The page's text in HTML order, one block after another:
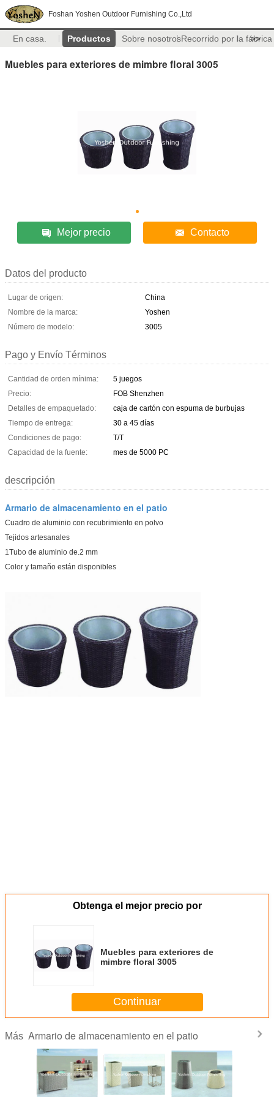
Foshan Yoshen Outdoor Furnishing Co.,Ltd
En casa. Productos Sobre nosotrosRecorrido por la fábrica
>>
Muebles para exteriores de mimbre floral 3005
Mejor precio Contacto
Datos del producto
Lugar de origen:
China
Nombre de la marca:
Yoshen
Número de modelo:
3005
Pago y Envío Términos
Cantidad de orden mínima:
5 juegos
Precio:
FOB Shenzhen
Detalles de empaquetado:
caja de cartón con espuma de burbujas
Tiempo de entrega:
30 a 45 días
Condiciones de pago:
T/T
Capacidad de la fuente:
mes de 5000 PC
descripción
Armario de almacenamiento en el patio
Cuadro de aluminio con recubrimiento en polvo
Tejidos artesanales
1Tubo de aluminio de.2 mm
Color y tamaño están disponibles
Obtenga el mejor precio por
Muebles para exteriores de
mimbre floral 3005
Continuar
Más Armario de almacenamiento en el patio